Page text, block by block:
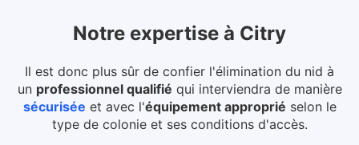
Notre expertise à Citry
Il est donc plus sûr de confier l'élimination du nid à
un professionnel qualifié qui interviendra de manière
sécurisée et avec l'équipement approprié selon le
type de colonie et ses conditions d'accès.